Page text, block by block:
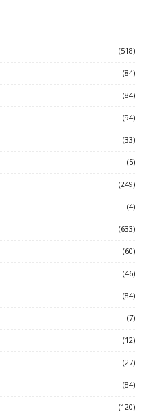
(518)
(84)
(84)
(94)
(33)
(5)
(249)
(4)
(633)
(60)
(46)
(84)
(7)
(12)
(27)
(84)
(120)